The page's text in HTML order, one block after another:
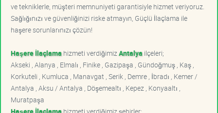
ve tekniklerle, müşteri memnuniyeti garantisiyle hizmet veriyoruz.
Sağlığınızı ve güvenliğinizi riske atmayın, Güçlü İlaçlama ile
haşere sorunlarınızı çözün!
Haşere İlaçlama hizmeti verdiğimiz Antalya ilçeleri;
Akseki , Alanya , Elmalı , Finike , Gazipaşa , Gündoğmuş , Kaş ,
Korkuteli , Kumluca , Manavgat , Serik , Demre , İbradı , Kemer /
Antalya , Aksu / Antalya , Döşemealtı , Kepez , Konyaaltı ,
Muratpaşa